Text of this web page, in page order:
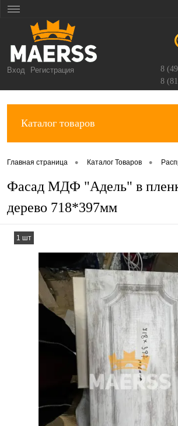
Вход Регистрация 8
8
Каталог товаров
Главная страница • Каталог Товаров •
Фасад МДФ "Адель" в
дерево 718*397мм
1 шт